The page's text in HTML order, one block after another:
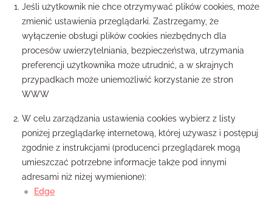
Jeśli użytkownik nie chce otrzymywać plików cookies, może
zmienić ustawienia przeglądarki. Zastrzegamy, że
wyłączenie obsługi plików cookies niezbędnych dla
procesów uwierzytelniania, bezpieczeństwa, utrzymania
preferencji użytkownika może utrudnić, a w skrajnych
przypadkach może uniemożliwić korzystanie ze stron
WWW
W celu zarządzania ustawienia cookies wybierz z listy
poniżej przeglądarkę internetową, której używasz i postępuj
zgodnie z instrukcjami (producenci przeglądarek mogą
umieszczać potrzebne informacje także pod innymi
adresami niż niżej wymienione):
Edge